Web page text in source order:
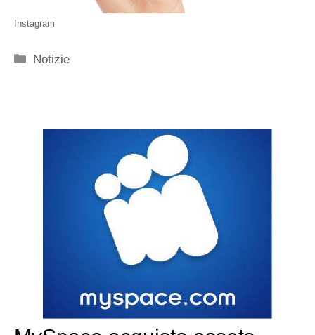
Instagram
Categorie
Notizie